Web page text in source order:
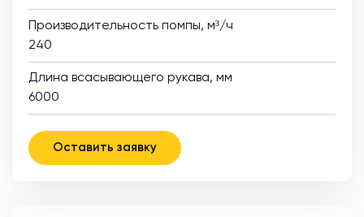
Производительность помпы, м³/ч
240
Длина всасывающего рукава, мм
6000
Оставить заявку